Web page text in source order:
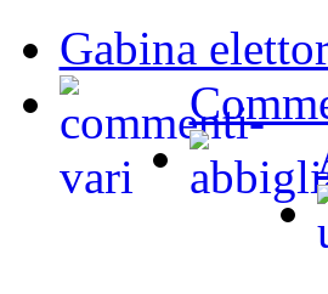
Gabina